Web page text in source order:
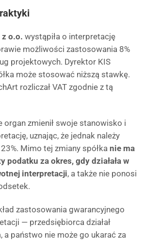
o.o. wystąpiła o interpretację
możliwości zastosowania 8%
projektowych. Dyrektor KIS
może stosować niższą stawkę.
rozliczał VAT zgodnie z tą
organ zmienił swoje stanowisko i
uznając, że jednak należy
Mimo tej zmiany spółka nie ma
podatku za okres, gdy działała w
interpretacji, a także nie ponosi
zastosowania gwarancyjnego
— przedsiębiorca działał
a państwo nie może go ukarać za